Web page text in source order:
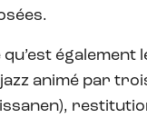
également
animé par